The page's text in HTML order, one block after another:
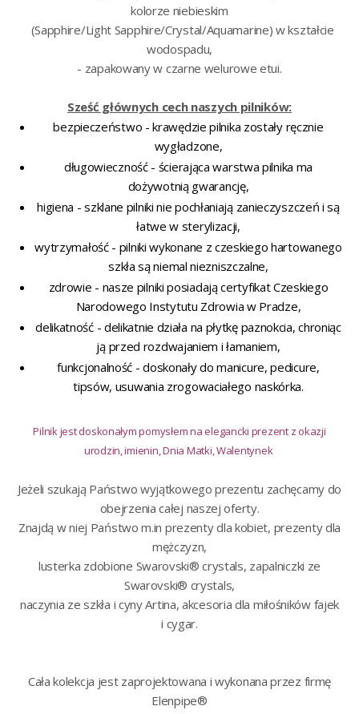
kolorze niebieskim
(Sapphire/Light Sapphire/Crystal/Aquamarine) w kształcie
wodospadu,
- zapakowany w czarne welurowe etui.
Sześć głównych cech naszych pilników:
bezpieczeństwo - krawędzie pilnika zostały ręcznie
wygładzone,
długowieczność - ścierająca warstwa pilnika ma
dożywotnią gwarancję,
higiena - szklane pilniki nie pochłaniają zanieczyszczeń i są
łatwe w sterylizacji,
wytrzymałość - pilniki wykonane z czeskiego hartowanego
szkła są niemal niezniszczalne,
zdrowie - nasze pilniki posiadają certyfikat Czeskiego
Narodowego Instytutu Zdrowia w Pradze,
delikatność - delikatnie działa na płytkę paznokcia, chroniąc
ją przed rozdwajaniem i łamaniem,
funkcjonalność - doskonały do manicure, pedicure,
tipsów, usuwania zrogowaciałego naskórka.
Pilnik jest doskonałym pomysłem na elegancki prezent z okazji
urodzin, imienin, Dnia Matki, Walentynek
Jeżeli szukają Państwo wyjątkowego prezentu zachęcamy do
obejrzenia całej naszej oferty.
Znajdą w niej Państwo m.in prezenty dla kobiet, prezenty dla
mężczyzn,
lusterka zdobione Swarovski® crystals, zapalniczki ze
Swarovski® crystals,
naczynia ze szkła i cyny Artina, akcesoria dla miłośników fajek
i cygar.
Cała kolekcja jest zaprojektowana i wykonana przez firmę
Elenpipe®